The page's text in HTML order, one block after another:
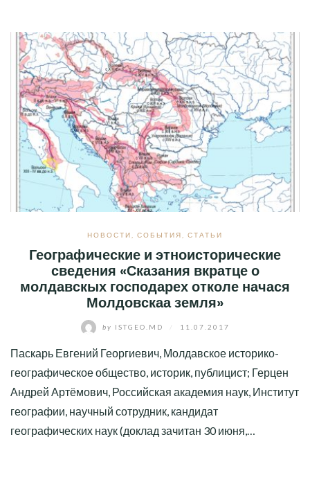
НОВОСТИ СОБЫТИЯ СТАТЬИ
Географические и этноисторические
сведения «Сказания вкратце о
молдавскых господарех отколе начася
Молдовскаа земля»
by ISTGEO.MD 11.07.2017
Паскарь Евгений Георгиевич, Молдавское историко-
географическое общество, историк, публицист; Герцен
Андрей Артёмович, Российская академия наук, Институт
географии, научный сотрудник, кандидат
географических наук (доклад зачитан 30 июня,…